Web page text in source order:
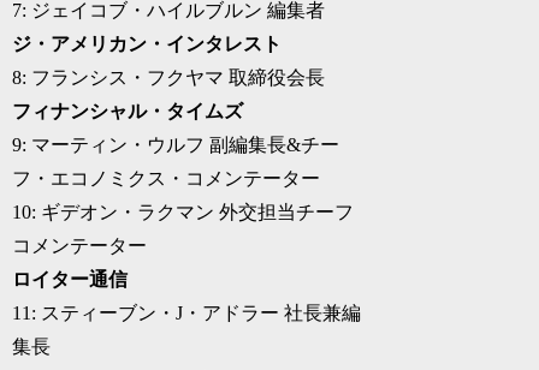
7: ジェイコブ・ハイルブルン 編集者
ジ・アメリカン・インタレスト
8: フランシス・フクヤマ 取締役会長
フィナンシャル・タイムズ
9: マーティン・ウルフ 副編集長&チー
フ・エコノミクス・コメンテーター
10: ギデオン・ラクマン 外交担当チーフ
コメンテーター
ロイター通信
11: スティーブン・J・アドラー 社長兼編
集長